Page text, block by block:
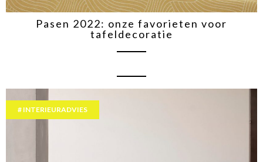
Pasen 2022: onze favorieten voor
tafeldecoratie
INTERIEURADVIES